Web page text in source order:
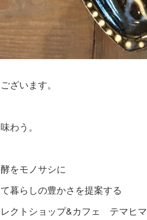
ざいます。
わう。
をモノサシに
暮らしの豊かさを提案する
クトショップ&カフェ テマヒマ